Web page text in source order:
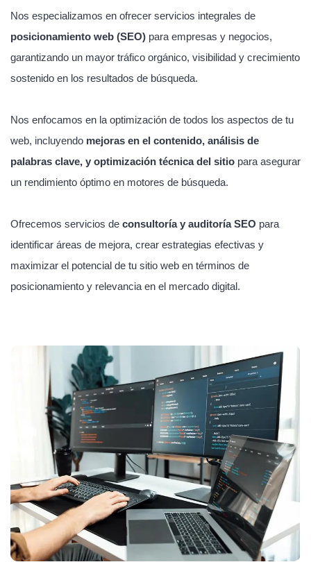
Nos especializamos en ofrecer servicios integrales de
posicionamiento web (SEO) para empresas y negocios,
garantizando un mayor tráfico orgánico, visibilidad y crecimiento
sostenido en los resultados de búsqueda.
Nos enfocamos en la optimización de todos los aspectos de tu
web, incluyendo mejoras en el contenido, análisis de
palabras clave, y optimización técnica del sitio para asegurar
un rendimiento óptimo en motores de búsqueda.
Ofrecemos servicios de consultoría y auditoría SEO para
identificar áreas de mejora, crear estrategias efectivas y
maximizar el potencial de tu sitio web en términos de
posicionamiento y relevancia en el mercado digital.